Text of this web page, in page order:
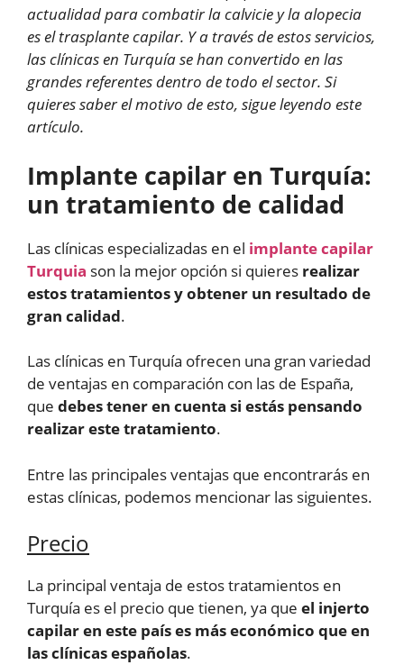
actualidad para combatir la calvicie y la alopecia
es el trasplante capilar. Y a través de estos servicios,
las clínicas en Turquía se han convertido en las
grandes referentes dentro de todo el sector. Si
quieres saber el motivo de esto, sigue leyendo este
artículo.
Implante capilar en Turquía:
un tratamiento de calidad
Las clínicas especializadas en el implante capilar
Turquia son la mejor opción si quieres realizar
estos tratamientos y obtener un resultado de
gran calidad.
Las clínicas en Turquía ofrecen una gran variedad
de ventajas en comparación con las de España,
que debes tener en cuenta si estás pensando
realizar este tratamiento.
Entre las principales ventajas que encontrarás en
estas clínicas, podemos mencionar las siguientes.
Precio
La principal ventaja de estos tratamientos en
Turquía es el precio que tienen, ya que el injerto
capilar en este país es más económico que en
las clínicas españolas.